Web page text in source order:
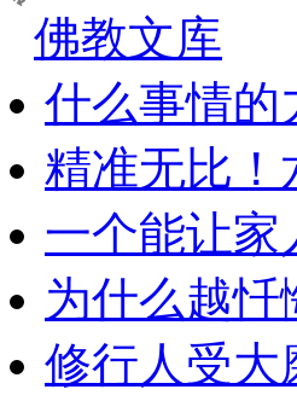
佛教文库
什么事情的
精准无比！
一个能让家
为什么越
修行人受大